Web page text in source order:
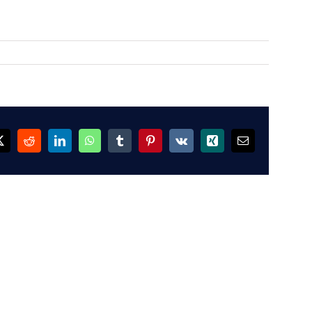
RedditLinkedInWhatsAppTumblrPinterest
Vk Xing Email